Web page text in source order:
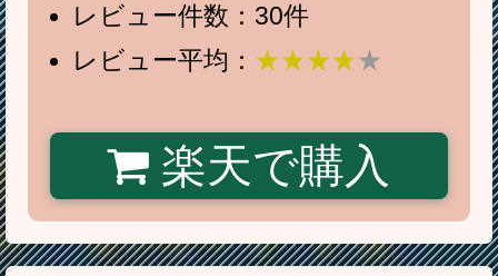
レビュー件数：30件
レビュー平均： ★★★★★
楽天で購入